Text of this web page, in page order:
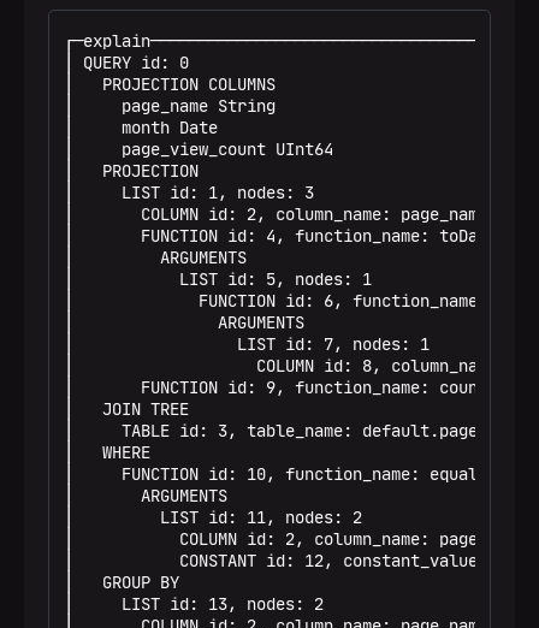
    toDate(
'2023-01-01 00:00:00') + (rand()
    [
'landing'
    rand()
%
FROM numbers( 1000000);
│ QUERY id: 0
│   PROJECTION COLUMNS
│     page_name String
│     month Date
│     page_view_count UInt64
│   PROJECTION
│     LIST id: 1, nodes: 3
│       COLUMN id: 2, column_name:
│       FUNCTION id: 4, function_name:
│         ARGUMENTS
│           LIST id: 5, nodes: 1
│             FUNCTION id: 6, function_name:
│               ARGUMENTS
│                 LIST id: 7, nodes: 1
│                   COLUMN id: 8,
│       FUNCTION id: 9, function_name:
│   JOIN TREE
│     TABLE id: 3, table_name:
│   WHERE
│     FUNCTION id: 10, function_name:
│       ARGUMENTS
│         LIST id: 11, nodes: 2
│           COLUMN id: 2, column_name:
│           CONSTANT id: 12,
│   GROUP BY
│     LIST id: 13, nodes: 2